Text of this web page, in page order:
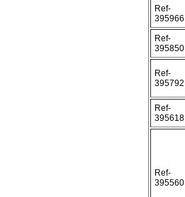
Ref-
395966
Ref-
395850
Ref-
395792
Ref-
395618
Ref-
395560